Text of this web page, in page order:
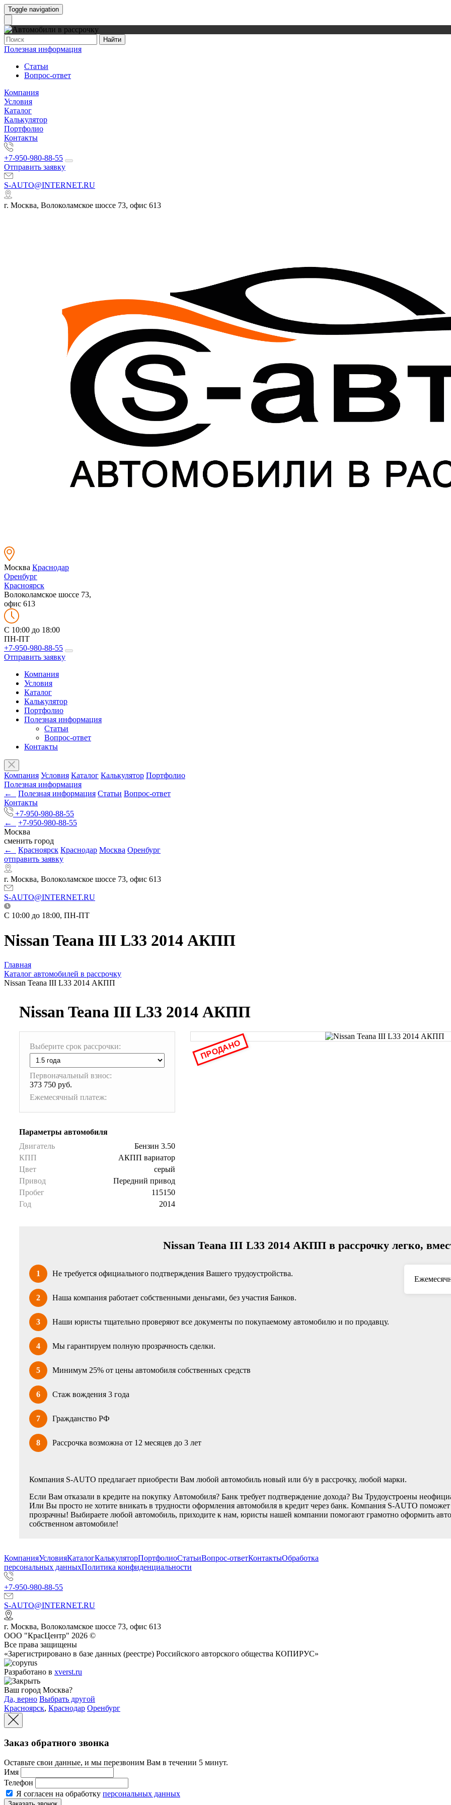
Toggle navigation
Найти
Полезная информация
Статьи
Вопрос-ответ
Компания
Условия
Каталог
Калькулятор
Портфолио
Контакты
+7-950-980-88-55
Отправить заявку
S-AUTO@INTERNET.RU
г. Москва, Волоколамское шоссе 73, офис 613
Москва Краснодар
Оренбург
Красноярск
Волоколамское шоссе 73,
офис 613
C 10:00 до 18:00
ПН-ПТ
+7-950-980-88-55
Отправить заявку
Компания
Условия
Каталог
Калькулятор
Портфолио
Полезная информация
Статьи
Вопрос-ответ
Контакты
Компания Условия Каталог Калькулятор Портфолио
Полезная информация
←
Полезная информация Статьи Вопрос-ответ
Контакты
+7-950-980-88-55
←
+7-950-980-88-55
Москва
сменить город
←
Красноярск Краснодар Москва Оренбург
отправить заявку
г. Москва, Волоколамское шоссе 73, офис 613
S-AUTO@INTERNET.RU
C 10:00 до 18:00, ПН-ПТ
Nissan Teana III L33 2014 АКПП
Главная
Каталог автомобилей в рассрочку
Nissan Teana III L33 2014 АКПП
Nissan Teana III L33 2014 АКПП
Выберите срок рассрочки:
Первоначальный взнос:
373 750 руб.
Ежемесячный платеж:
Параметры автомобиля
Двигатель
Бензин 3.50
КПП
АКПП вариатор
Цвет
серый
Привод
Передний привод
Пробег
115150
Год
2014
ПРОДАНО
Nissan Teana III L33 2014 АКПП в рассрочку легко,
1 Не требуется официального подтверждения Вашего трудоустройства.
2 Наша компания работает собственными деньгами, без участия Банков.
3 Наши юристы тщательно проверяют все документы по покупаемому автомобилю и по продавцу.
4 Мы гарантируем полную прозрачность сделки.
5 Минимум 25% от цены автомобиля собственных средств
6 Стаж вождения 3 года
7 Гражданство РФ
8 Рассрочка возможна от 12 месяцев до 3 лет
Компания S-AUTO предлагает приобрести Вам любой автомобиль новый или б/у в рассрочку, любой марки.
Если Вам отказали в кредите на покупку Автомобиля? Банк требует подтверждение дохода? Вы Трудоустроены
Или Вы просто не хотите вникать в трудности оформления автомобиля в кредит через банк. Компания S-AUTO
прозрачны! Выбираете любой автомобиль, приходите к нам, юристы нашей компании помогают грамотно оформить
собственном автомобиле!
КомпанияУсловияКаталогКалькуляторПортфолиоСтатьиВопрос-ответКонтактыОбработка
персональных данныхПолитика конфиденциальности
+7-950-980-88-55
S-AUTO@INTERNET.RU
г. Москва, Волоколамское шоссе 73, офис 613
ООО "КрасЦентр" 2026 ©
Все права защищены
«Зарегистрировано в базе данных (реестре) Российского авторского общества КОПИРУС»
Разработано в xverst.ru
Ваш город Москва?
Да, верно Выбрать другой
Красноярск, Краснодар Оренбург
Заказ обратного звонка
Оставьте свои данные, и мы перезвоним Вам в течении 5 минут.
Имя
Телефон
Я согласен на обработку персональных данных